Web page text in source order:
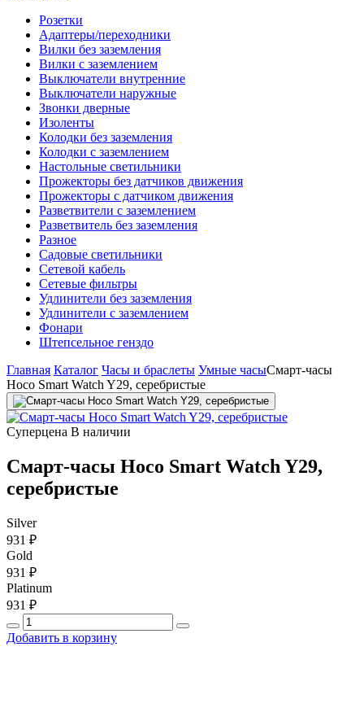
Розетки
Адаптеры/переходники
Вилки без заземления
Вилки с заземлением
Выключатели внутренние
Выключатели наружные
Звонки дверные
Изоленты
Колодки без заземления
Колодки с заземлением
Настольные светильники
Прожекторы без датчиков движения
Прожекторы с датчиком движения
Разветвители с заземлением
Разветвитель без заземления
Разное
Садовые светильники
Сетевой кабель
Сетевые фильтры
Удлинители без заземления
Удлинители с заземлением
Фонари
Штепсельное генздо
Главная Каталог Часы и браслеты Умные часыСмарт-часы
Hoco Smart Watch Y29, серебристые
Суперцена В наличии
Смарт-часы Hoco Smart Watch Y29,
серебристые
Silver
931 ₽
Gold
931 ₽
Platinum
931 ₽
Добавить в корзину